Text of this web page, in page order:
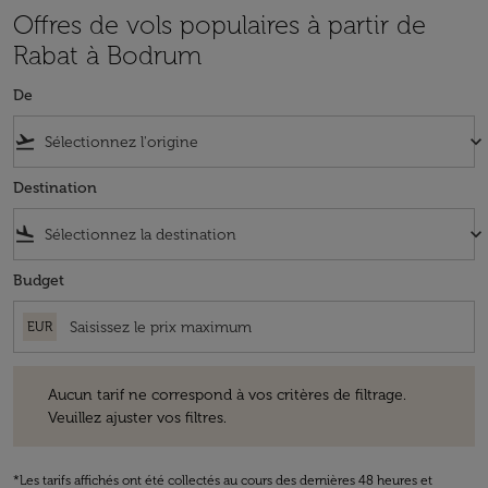
Offres de vols populaires à partir de
Rabat à Bodrum
De
flight_takeoff keyboard_arrow_down
Destination
flight_land keyboard_arrow_down
Budget
EUR
Aucun tarif ne correspond à vos critères de filtrage.
Veuillez ajuster vos filtres.
*Les tarifs affichés ont été collectés au cours des dernières 48 heures et